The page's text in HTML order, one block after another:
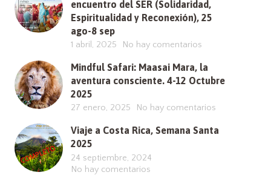
encuentro del SER (Solidaridad,
Espiritualidad y Reconexión), 25
ago-8 sep
1 abril, 2025 No hay comentarios
Mindful Safari: Maasai Mara, la
aventura consciente. 4-12 Octubre
2025
27 enero, 2025 No hay comentarios
Viaje a Costa Rica, Semana Santa
2025
24 septiembre, 2024
No hay comentarios